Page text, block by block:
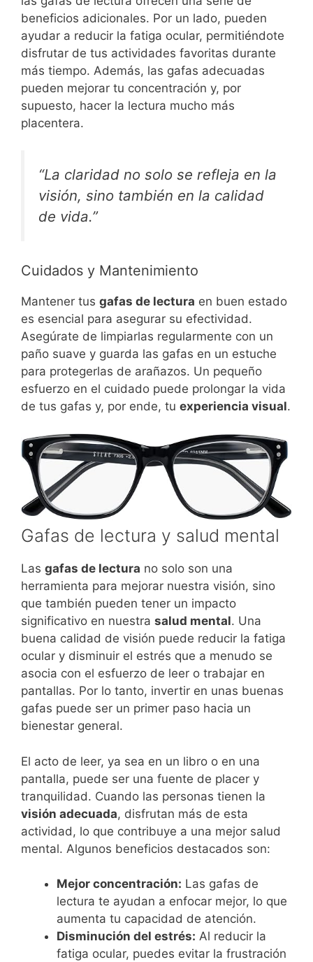
beneficios adicionales. Por un lado, pueden
ayudar a reducir la fatiga ocular, permitiéndote
disfrutar de tus actividades favoritas durante
más tiempo. Además, las gafas adecuadas
pueden mejorar tu concentración y, por
supuesto, hacer la lectura mucho más
placentera.
“La claridad no solo se refleja en la
visión, sino también en la calidad
de vida.”
Cuidados y Mantenimiento
Mantener tus gafas de lectura en buen estado
es esencial para asegurar su efectividad.
Asegúrate de limpiarlas regularmente con un
paño suave y guarda las gafas en un estuche
para protegerlas de arañazos. Un pequeño
esfuerzo en el cuidado puede prolongar la vida
de tus gafas y, por ende, tu experiencia visual.
Gafas de lectura y salud mental
Las gafas de lectura no solo son una
herramienta para mejorar nuestra visión, sino
que también pueden tener un impacto
significativo en nuestra salud mental. Una
buena calidad de visión puede reducir la fatiga
ocular y disminuir el estrés que a menudo se
asocia con el esfuerzo de leer o trabajar en
pantallas. Por lo tanto, invertir en unas buenas
gafas puede ser un primer paso hacia un
bienestar general.
El acto de leer, ya sea en un libro o en una
pantalla, puede ser una fuente de placer y
tranquilidad. Cuando las personas tienen la
visión adecuada, disfrutan más de esta
actividad, lo que contribuye a una mejor salud
mental. Algunos beneficios destacados son:
Mejor concentración: Las gafas de
lectura te ayudan a enfocar mejor, lo que
aumenta tu capacidad de atención.
Disminución del estrés: Al reducir la
fatiga ocular, puedes evitar la frustración